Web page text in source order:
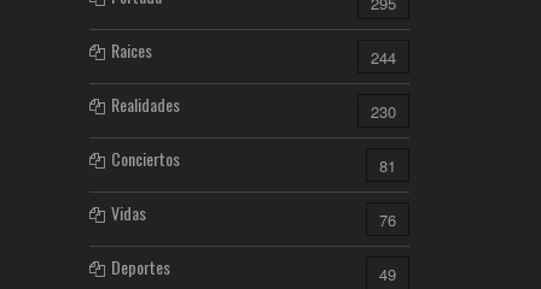
Raices 244
Realidades 230
Conciertos 81
Vidas 76
Deportes 49